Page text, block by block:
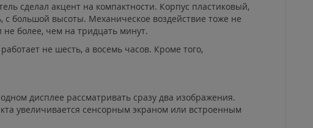
сделал акцент на компактности. Корпус пластиковый,
с большой высоты. Механическое воздействие тоже не
более, чем на тридцать минут.
не шесть, а восемь часов. Кроме того,
дисплее рассматривать сразу два изображения.
увеличивается сенсорным экраном или встроенным